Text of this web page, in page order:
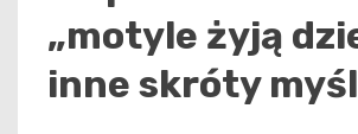
„motyle żyją
inne skróty